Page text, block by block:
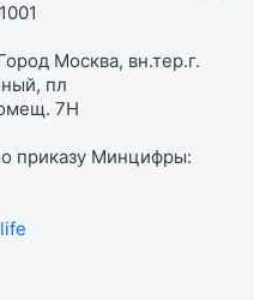
Москва, вн.тер.г.
пл
7Н
приказу Минцифры: